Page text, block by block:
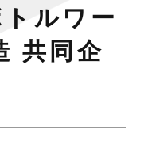
ルワー
共同企